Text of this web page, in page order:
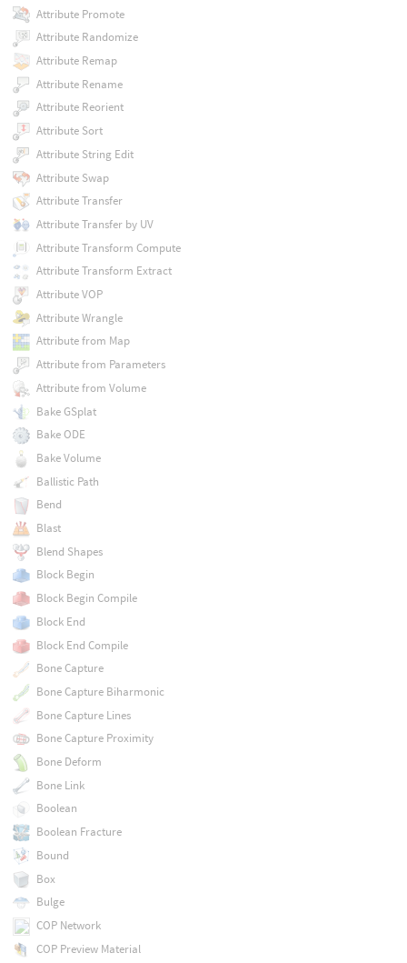
Attribute Promote
Attribute Randomize
Attribute Remap
Attribute Rename
Attribute Reorient
Attribute Sort
Attribute String Edit
Attribute Swap
Attribute Transfer
Attribute Transfer by UV
Attribute Transform Compute
Attribute Transform Extract
Attribute VOP
Attribute Wrangle
Attribute from Map
Attribute from Parameters
Attribute from Volume
Bake GSplat
Bake ODE
Bake Volume
Ballistic Path
Bend
Blast
Blend Shapes
Block Begin
Block Begin Compile
Block End
Block End Compile
Bone Capture
Bone Capture Biharmonic
Bone Capture Lines
Bone Capture Proximity
Bone Deform
Bone Link
Boolean
Boolean Fracture
Bound
Box
Bulge
COP Network
COP Preview Material